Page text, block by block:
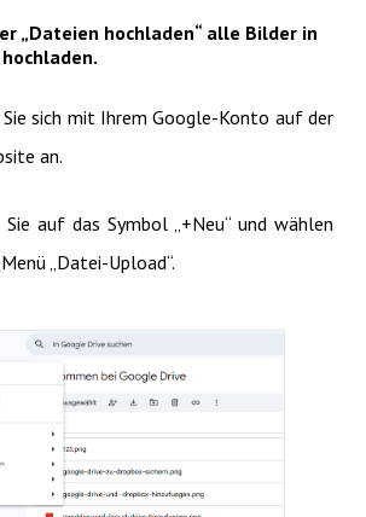
„Dateien hochladen“ alle Bilder in
Sie sich mit Ihrem Google-Konto auf der
an.
auf das Symbol „+Neu“ und wählen
„Datei-Upload“.